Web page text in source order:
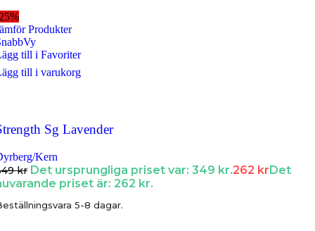
Produkter
till i Favoriter
till i varukorg
Sg Lavender
Kern
kr Det ursprungliga priset var: 349 kr.262 krDet
priset är: 262 kr.
5-8 dagar.